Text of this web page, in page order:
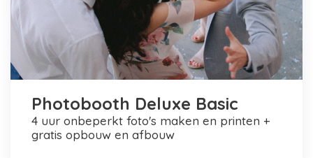
Photobooth Deluxe Basic
4 uur onbeperkt foto's maken en printen +
gratis opbouw en afbouw